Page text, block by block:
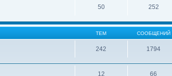
50 252
ТЕМ СООБЩЕНИЙ
242 1794
12 66